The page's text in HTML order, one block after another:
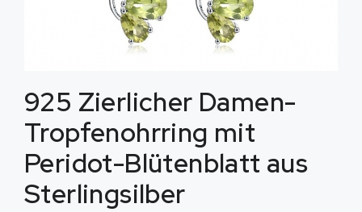
925 Zierlicher Damen-
Tropfenohrring mit
Peridot-Blütenblatt aus
Sterlingsilber